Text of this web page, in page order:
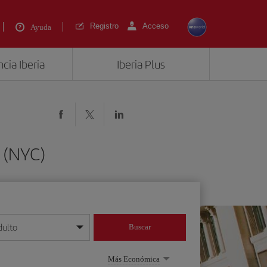
Ayuda Registro Acceso
Iberia Iberia Plus
mes/año
Buscar
Más Económica